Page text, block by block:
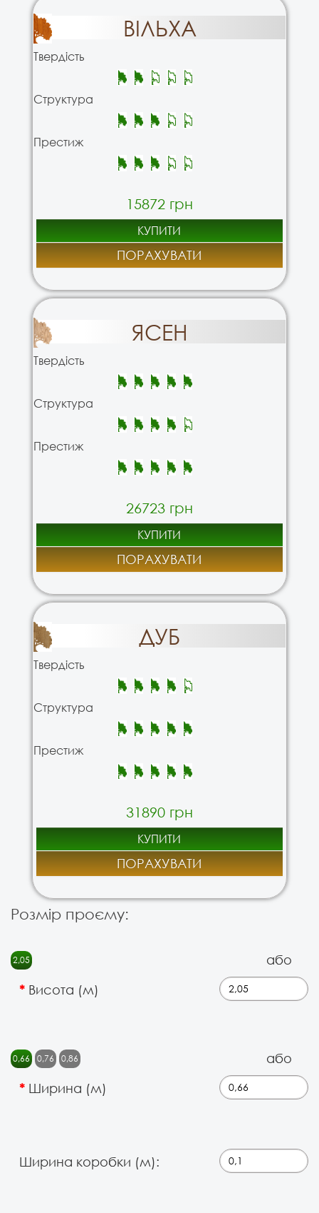
ВІЛЬХА
Твердість
Структура
Престиж
15872 грн
КУПИТИ
ПОРАХУВАТИ
ЯСЕН
Твердість
Структура
Престиж
26723 грн
КУПИТИ
ПОРАХУВАТИ
ДУБ
Твердість
Структура
Престиж
31890 грн
КУПИТИ
ПОРАХУВАТИ
Розмір проєму:
2,05
або
Висота (м)
0,66 0,76 0,86
або
Ширина (м)
Ширина коробки (м):